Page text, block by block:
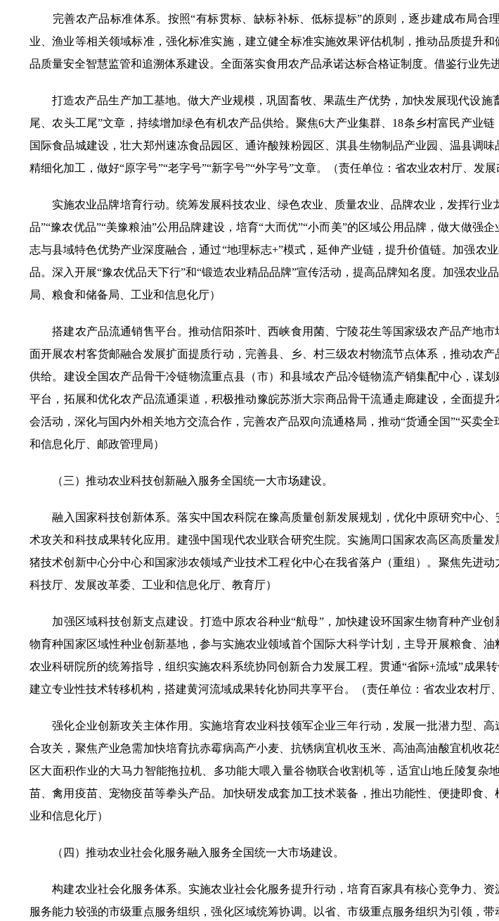
完善农产品标准体系。按照“有标贯标、缺标补标、低标提标”的原则，逐步建成布局合
业、渔业等相关领域标准，强化标准实施，建立健全标准实施效果评估机制，推动品质提升
品质量安全智慧监管和追溯体系建设。全面落实食用农产品承诺达标合格证制度。借鉴行业先
打造农产品生产加工基地。做大产业规模，巩固畜牧、果蔬生产优势，加快发展现代设施
尾、农头工尾”文章，持续增加绿色有机农产品供给。聚焦6大产业集群、18条乡村富民产业
国际食品城建设，壮大郑州速冻食品园区、通许酸辣粉园区、淇县生物制品产业园、温县调
精细化加工，做好“原字号”“老字号”“新字号”“外字号”文章。（责任单位：省农业农村厅、发展
实施农业品牌培育行动。统筹发展科技农业、绿色农业、质量农业、品牌农业，发挥行业
品”“豫农优品”“美豫粮油”公用品牌建设，培育“大而优”“小而美”的区域公用品牌，做大做
志与县域特色优势产业深度融合，通过“地理标志+”模式，延伸产业链，提升价值链。加强
品。深入开展“豫农优品天下行”和“锻造农业精品品牌”宣传活动，提高品牌知名度。加强农
局、粮食和储备局、工业和信息化厅）
搭建农产品流通销售平台。推动信阳茶叶、西峡食用菌、宁陵花生等国家级农产品产地市
面开展农村客货邮融合发展扩面提质行动，完善县、乡、村三级农村物流节点体系，推动农
供给。建设全国农产品骨干冷链物流重点县（市）和县域农产品冷链物流产销集配中心，谋
平台，拓展和优化农产品流通渠道，积极推动豫皖苏浙大宗商品骨干流通走廊建设，全面提
会活动，深化与国内外相关地方交流合作，完善农产品双向流通格局，推动“货通全国”“买卖
和信息化厅、邮政管理局）
（三）推动农业科技创新融入服务全国统一大市场建设。
融入国家科技创新体系。落实中国农科院在豫高质量创新发展规划，优化中原研究中心、
术攻关和科技成果转化应用。建强中国现代农业联合研究生院。实施周口国家农高区高质量
猪技术创新中心分中心和国家涉农领域产业技术工程化中心在我省落户（重组）。聚焦先进
科技厅、发展改革委、工业和信息化厅、教育厅）
加强区域科技创新支点建设。打造中原农谷种业“航母”，加快建设环国家生物育种产业
物育种国家区域性种业创新基地，参与实施农业领域首个国际大科学计划，主导开展粮食、
农业科研院所的统筹指导，组织实施农科系统协同创新合力发展工程。贯通“省际+流域”成
建立专业性技术转移机构，搭建黄河流域成果转化协同共享平台。（责任单位：省农业农村厅
强化企业创新攻关主体作用。实施培育农业科技领军企业三年行动，发展一批潜力型、高
合攻关，聚焦产业急需加快培育抗赤霉病高产小麦、抗锈病宜机收玉米、高油高油酸宜机收
区大面积作业的大马力智能拖拉机、多功能大喂入量谷物联合收割机等，适宜山地丘陵复
苗、禽用疫苗、宠物疫苗等拳头产品。加快研发成套加工技术装备，推出功能性、便捷即食
业和信息化厅）
（四）推动农业社会化服务融入服务全国统一大市场建设。
构建农业社会化服务体系。实施农业社会化服务提升行动，培育百家具有核心竞争力、资
服务能力较强的市级重点服务组织，强化区域统筹协调。以省、市级重点服务组织为引领，